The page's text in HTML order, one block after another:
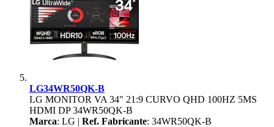
LG34WR50QK-B
LG MONITOR VA 34" 21:9 CURVO QHD 100HZ 5MS
HDMI DP 34WR50QK-B
Marca: LG | Ref. Fabricante: 34WR50QK-B